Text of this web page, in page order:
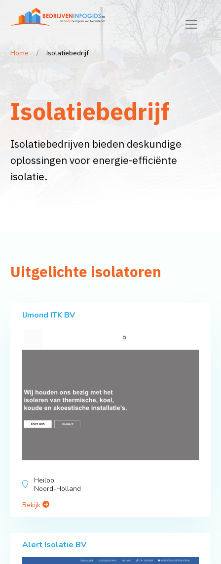
Home Isolatiebedrijf
Isolatiebedrijf
Isolatiebedrijven bieden deskundige
oplossingen voor energie-efficiënte
isolatie.
Uitgelichte isolatoren
IJmond ITK BV
Heiloo,
Noord-Holland
Bekijk
Alert Isolatie BV